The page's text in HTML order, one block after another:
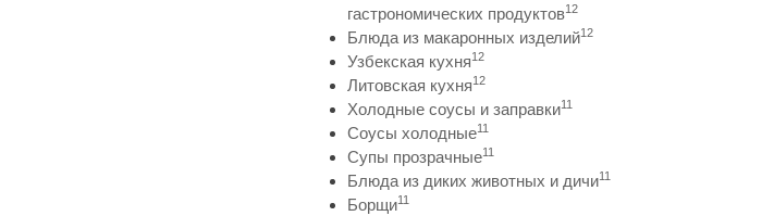
гастрономических продуктов12
Блюда из макаронных изделий12
Узбекская кухня12
Литовская кухня12
Холодные соусы и заправки11
Соусы холодные11
Супы прозрачные11
Блюда из диких животных и дичи11
Борщи11